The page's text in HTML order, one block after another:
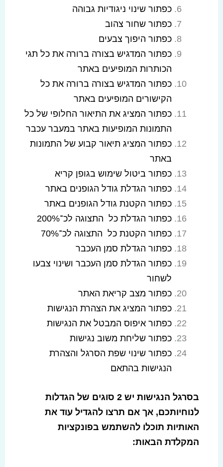
כפתור שינוי ניגודיות גבוהה
כפתור שחור צהוב
כפתור היפוך צבעים
כפתור המדגיש בצורה ברורה את כל תגי
הכותרות המופיעים באתר
כפתור המדגיש בצורה ברורה את כל
הקישורים המופיעים באתר
כפתור המציג את התיאור החלופי של כל
התמונות המופיעות באתר במעבר עכבר
כפתור המציג תיאור קבוע של התמונות
באתר
כפתור ביטול שימוש בגופן קריא
כפתור הגדלת גודל הגופנים באתר
כפתור הקטנת גודל הגופנים באתר
כפתור הגדלת כל התצוגה לכ־200%
כפתור הקטנת כל התצוגה לכ־70%
כפתור הגדלת סמן העכבר
כפתור הגדלת סמן העכבר ושינוי צבעו
לשחור
כפתור מצב קריאת האתר
כפתור המציג את הצהרת הנגישות
כפתור איפוס המבטל את הנגישות
כפתור שליחת משוב נגישות
כפתור שינוי שפת הסרגל והצהרת
הנגישות בהתאם
בסרגל הנגישות יש2 סוגים של הגדלות
לנוחיותכם,אך אם תרצו להגדיל עוד את
האותיות תוכלו להשתמש בפונקציות
המקלדת הבאות: